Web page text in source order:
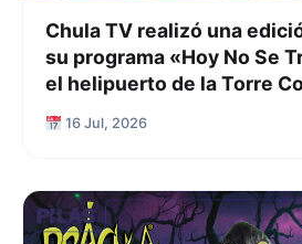
Chula TV realizó una
su programa «Hoy No Se
el helipuerto de la Torre
Bogotá
16 Jul, 2026